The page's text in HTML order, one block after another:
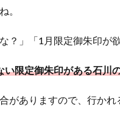
。
？」「1月限定御朱印が
い限定御朱印がある石川
がありますので、行か